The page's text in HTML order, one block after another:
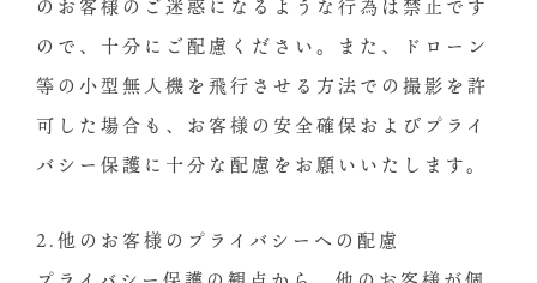
のお客様のご迷惑になるような行為は禁止です
ので、十分にご配慮ください。また、ドローン
等の小型無人機を飛行させる方法での撮影を許
可した場合も、お客様の安全確保およびプライ
バシー保護に十分な配慮をお願いいたします。
2.他のお客様のプライバシーへの配慮